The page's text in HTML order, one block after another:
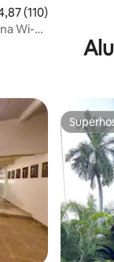
de uma avaliação
(110)
Wi-Fi